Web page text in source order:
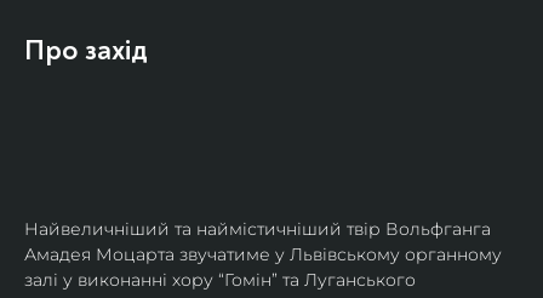
Про захід
Найвеличніший та наймістичніший твір Вольфганга
Амадея Моцарта звучатиме у Львівському органному
залі у виконанні хору “Гомін” та Луганського